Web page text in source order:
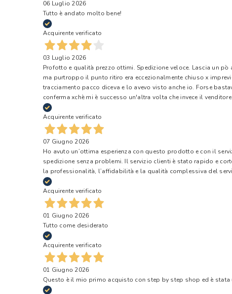
06 Luglio 2026
Tutto è andato molto bene!
Acquirente verificato
03 Luglio 2026
Profotto e qualità prezzo ottimi. Spedizione veloce. Lascia un
ma purtroppo il punto ritiro era eccezionalmente chiuso x
tracciamento pacco diceva e lo avevo visto anche io. Forse
conferma xchè mi è successo un'altra volta che invece il
Acquirente verificato
07 Giugno 2026
Ho avuto un’ottima esperienza con questo prodotto e con il
spedizione senza problemi. Il servizio clienti è stato rapido e
la professionalità, l’affidabilità e la qualità complessiva del
Acquirente verificato
01 Giugno 2026
Tutto come desiderato
Acquirente verificato
01 Giugno 2026
Questo è il mio primo acquisto con step by step shop ed è